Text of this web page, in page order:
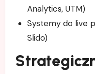
Analytics, UTM)
Systemy do live
Slido)